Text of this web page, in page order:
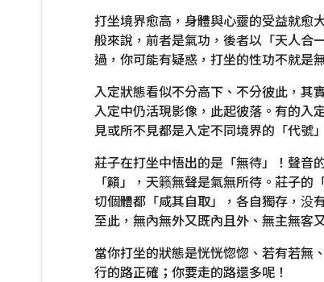
打坐境界愈高，身體與心靈的受益就愈
般來說，前者是氣功，後者以「天人合
過，你可能有疑惑，打坐的性功不就是
入定狀態看似不分高下、不分彼此，其
入定中仍活現影像，此起彼落。有的入
見或所不見都是入定不同境界的「代號
莊子在打坐中悟出的是「無待」！聲音
「籟」，天籁無聲是氣無所待。莊子
切個體都「咸其自取」，各自獨存，没
至此，無內無外又既內且外、無主無客
當你打坐的狀態是恍恍惚惚、若有若無
行的路正確；你要走的路還多呢！